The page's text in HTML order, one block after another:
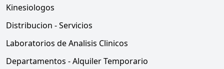
Kinesiologos
Distribucion - Servicios
Laboratorios de Analisis Clinicos
Departamentos - Alquiler Temporario